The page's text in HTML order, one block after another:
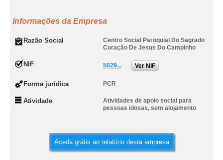
Informações da Empresa
Razão Social
Centro Social Paroquial Do Sagrado
Coração De Jesus Do Campinho
NIF 5029... Ver NIF
Forma jurídica PCR
Atividade
Atividades de apoio social para
pessoas idosas, sem alojamento
Aceda grátis ao relatório desta empresa